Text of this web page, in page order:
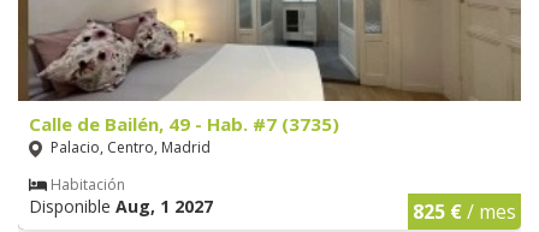
Calle de Bailén, 49 - Hab. #7 (3735)
Palacio, Centro, Madrid
Habitación
Disponible Aug, 1 2027 825 €/ mes